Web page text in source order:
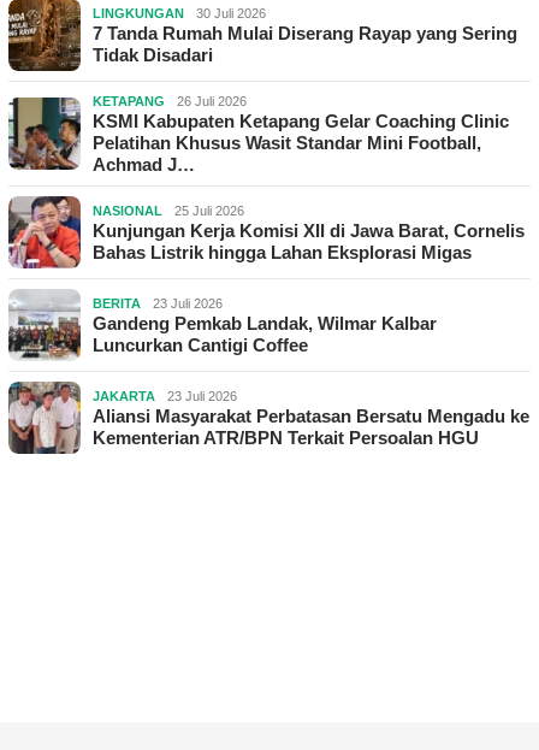
LINGKUNGAN 30 Juli 2026
7 Tanda Rumah Mulai Diserang Rayap yang Sering
Tidak Disadari
KETAPANG 26 Juli 2026
KSMI Kabupaten Ketapang Gelar Coaching Clinic
Pelatihan Khusus Wasit Standar Mini Football,
Achmad J…
NASIONAL 25 Juli 2026
Kunjungan Kerja Komisi XII di Jawa Barat, Cornelis
Bahas Listrik hingga Lahan Eksplorasi Migas
BERITA 23 Juli 2026
Gandeng Pemkab Landak, Wilmar Kalbar
Luncurkan Cantigi Coffee
JAKARTA 23 Juli 2026
Aliansi Masyarakat Perbatasan Bersatu Mengadu ke
Kementerian ATR/BPN Terkait Persoalan HGU